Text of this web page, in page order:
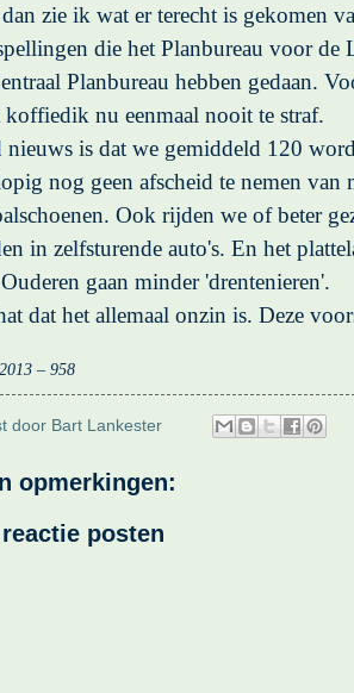
zie ik wat er terecht is gekomen
die het Planbureau voor de
Planbureau hebben gedaan.
koffiedik nu eenmaal nooit te straf.
nieuws is dat we gemiddeld 120
nog geen afscheid te nemen van
Ook rijden we of beter
in zelfsturende auto's. En het
gaan minder 'drentenieren'.
dat het allemaal onzin is. Deze
– 958
door Bart Lankester
opmerkingen:
posten